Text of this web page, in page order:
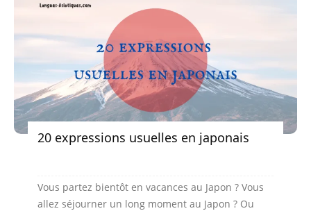
20 expressions usuelles en japonais
Vous partez bientôt en vacances au Japon ? Vous
allez séjourner un long moment au Japon ? Ou